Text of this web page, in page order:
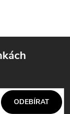
ODEBÍRAT